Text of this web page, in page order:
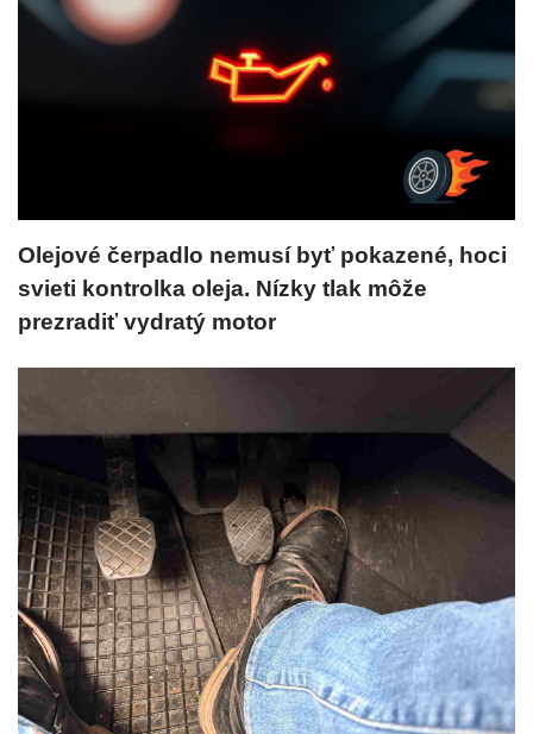
Olejové čerpadlo nemusí byť pokazené, hoci
svieti kontrolka oleja. Nízky tlak môže
prezradiť vydratý motor